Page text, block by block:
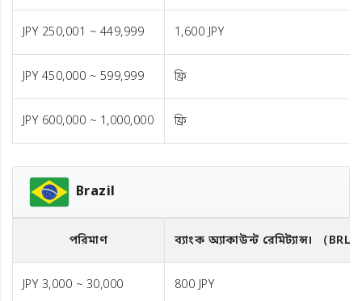
JPY 250,001 ~ 449,999 1,600 JPY
JPY 450,000 ~ 599,999 ফ্রি
JPY 600,000 ~ 1,000,000 ফ্রি
Brazil
পরিমাণ ব্যাংক অ্যাকাউন্ট রেমিট্যান্স। （BRL）
JPY 3,000 ~ 30,000 800 JPY